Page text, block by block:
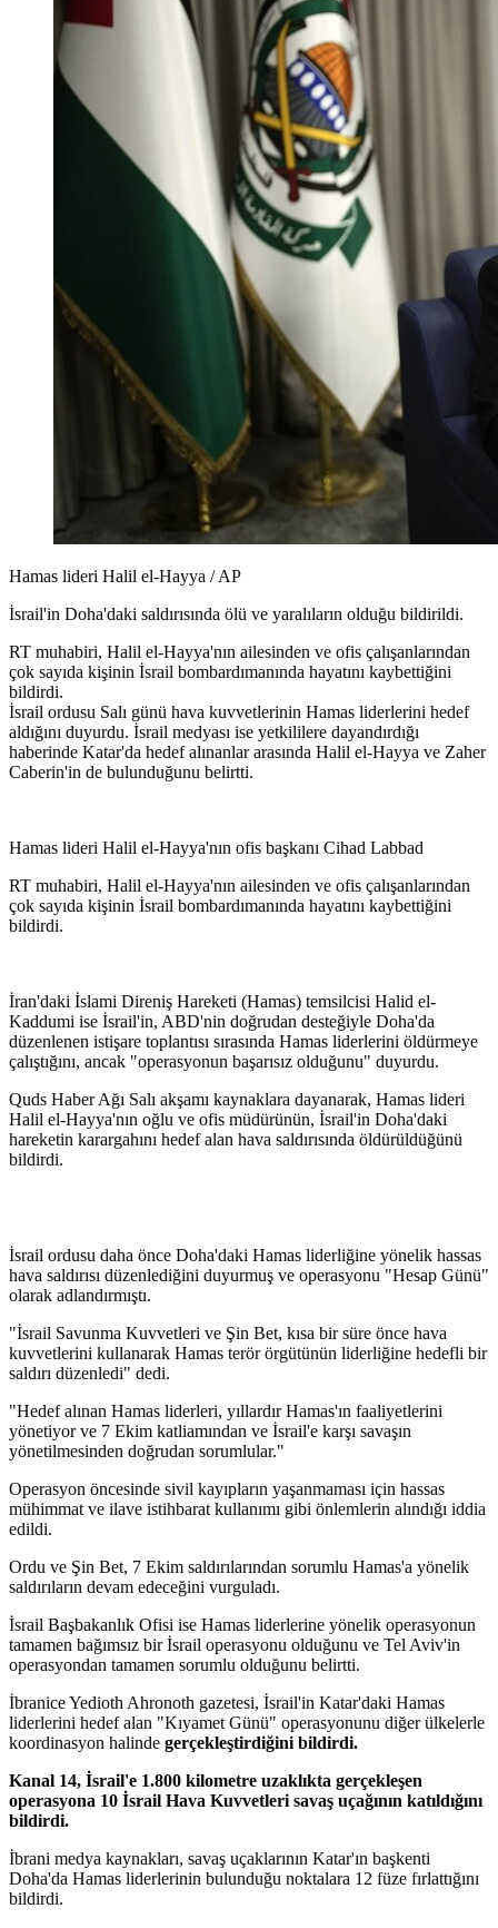
Hamas lideri Halil el-Hayya / AP
İsrail'in Doha'daki saldırısında ölü ve yaralıların olduğu bildirildi.
RT muhabiri, Halil el-Hayya'nın ailesinden ve ofis çalışanlarından
çok sayıda kişinin İsrail bombardımanında hayatını kaybettiğini
bildirdi.
İsrail ordusu Salı günü hava kuvvetlerinin Hamas liderlerini hedef
aldığını duyurdu. İsrail medyası ise yetkililere dayandırdığı
haberinde Katar'da hedef alınanlar arasında Halil el-Hayya ve Zaher
Caberin'in de bulunduğunu belirtti.
Hamas lideri Halil el-Hayya'nın ofis başkanı Cihad Labbad
RT muhabiri, Halil el-Hayya'nın ailesinden ve ofis çalışanlarından
çok sayıda kişinin İsrail bombardımanında hayatını kaybettiğini
bildirdi.
İran'daki İslami Direniş Hareketi (Hamas) temsilcisi Halid el-
Kaddumi ise İsrail'in, ABD'nin doğrudan desteğiyle Doha'da
düzenlenen istişare toplantısı sırasında Hamas liderlerini öldürmeye
çalıştığını, ancak "operasyonun başarısız olduğunu" duyurdu.
Quds Haber Ağı Salı akşamı kaynaklara dayanarak, Hamas lideri
Halil el-Hayya'nın oğlu ve ofis müdürünün, İsrail'in Doha'daki
hareketin karargahını hedef alan hava saldırısında öldürüldüğünü
bildirdi.
İsrail ordusu daha önce Doha'daki Hamas liderliğine yönelik hassas
hava saldırısı düzenlediğini duyurmuş ve operasyonu "Hesap Günü"
olarak adlandırmıştı.
"İsrail Savunma Kuvvetleri ve Şin Bet, kısa bir süre önce hava
kuvvetlerini kullanarak Hamas terör örgütünün liderliğine hedefli bir
saldırı düzenledi" dedi.
"Hedef alınan Hamas liderleri, yıllardır Hamas'ın faaliyetlerini
yönetiyor ve 7 Ekim katliamından ve İsrail'e karşı savaşın
yönetilmesinden doğrudan sorumlular."
Operasyon öncesinde sivil kayıpların yaşanmaması için hassas
mühimmat ve ilave istihbarat kullanımı gibi önlemlerin alındığı iddia
edildi.
Ordu ve Şin Bet, 7 Ekim saldırılarından sorumlu Hamas'a yönelik
saldırıların devam edeceğini vurguladı.
İsrail Başbakanlık Ofisi ise Hamas liderlerine yönelik operasyonun
tamamen bağımsız bir İsrail operasyonu olduğunu ve Tel Aviv'in
operasyondan tamamen sorumlu olduğunu belirtti.
İbranice Yedioth Ahronoth gazetesi, İsrail'in Katar'daki Hamas
liderlerini hedef alan "Kıyamet Günü" operasyonunu diğer ülkelerle
koordinasyon halinde gerçekleştirdiğini bildirdi.
Kanal 14, İsrail'e 1.800 kilometre uzaklıkta gerçekleşen
operasyona 10 İsrail Hava Kuvvetleri savaş uçağının katıldığını
bildirdi.
İbrani medya kaynakları, savaş uçaklarının Katar'ın başkenti
Doha'da Hamas liderlerinin bulunduğu noktalara 12 füze fırlattığını
bildirdi.